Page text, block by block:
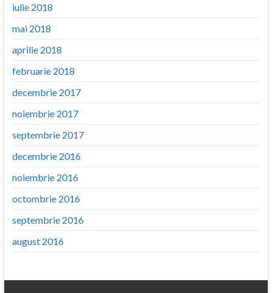
iulie 2018
mai 2018
aprilie 2018
februarie 2018
decembrie 2017
noiembrie 2017
septembrie 2017
decembrie 2016
noiembrie 2016
octombrie 2016
septembrie 2016
august 2016